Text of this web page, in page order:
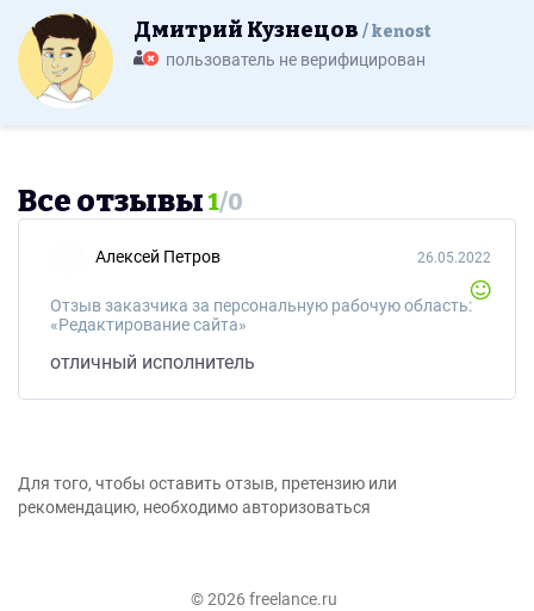
Дмитрий Кузнецов kenost
пользователь не верифицирован
Все отзывы1/0
Алексей Петров
Отзыв заказчика за персональную рабочую область:
«Редактирование сайта»
26.05.2022
отличный исполнитель
Для того, чтобы оставить отзыв, претензию или
рекомендацию, необходимо авторизоваться
© 2026 freelance.ru